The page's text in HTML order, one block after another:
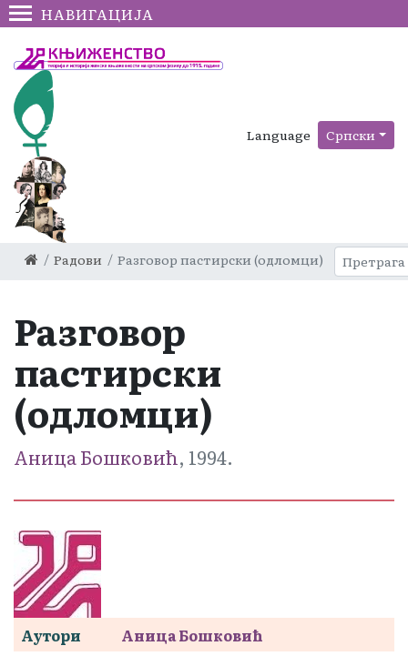
НАВИГАЦИЈА
Language Српски
Радови Разговор пастирски (одломци)
Разговор
пастирски
(одломци)
Аница Бошковић, 1994.
Аутори
Аница Бошковић